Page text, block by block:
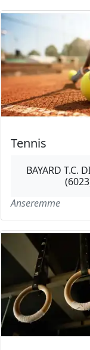
Tennis
BAYARD T.C.
Anseremme